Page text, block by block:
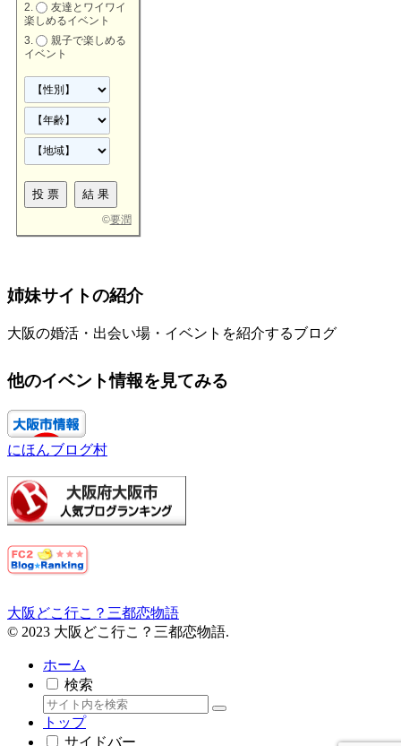
友達とワイワイ
楽しめるイベント
親子で楽しめる
イベント
©要潤
姉妹サイトの紹介
大阪の婚活・出会い場・イベントを紹介するブログ
他のイベント情報を見てみる
にほんブログ村
大阪どこ行こ？三都恋物語
© 2023 大阪どこ行こ？三都恋物語.
ホーム
検索
トップ
サイドバー